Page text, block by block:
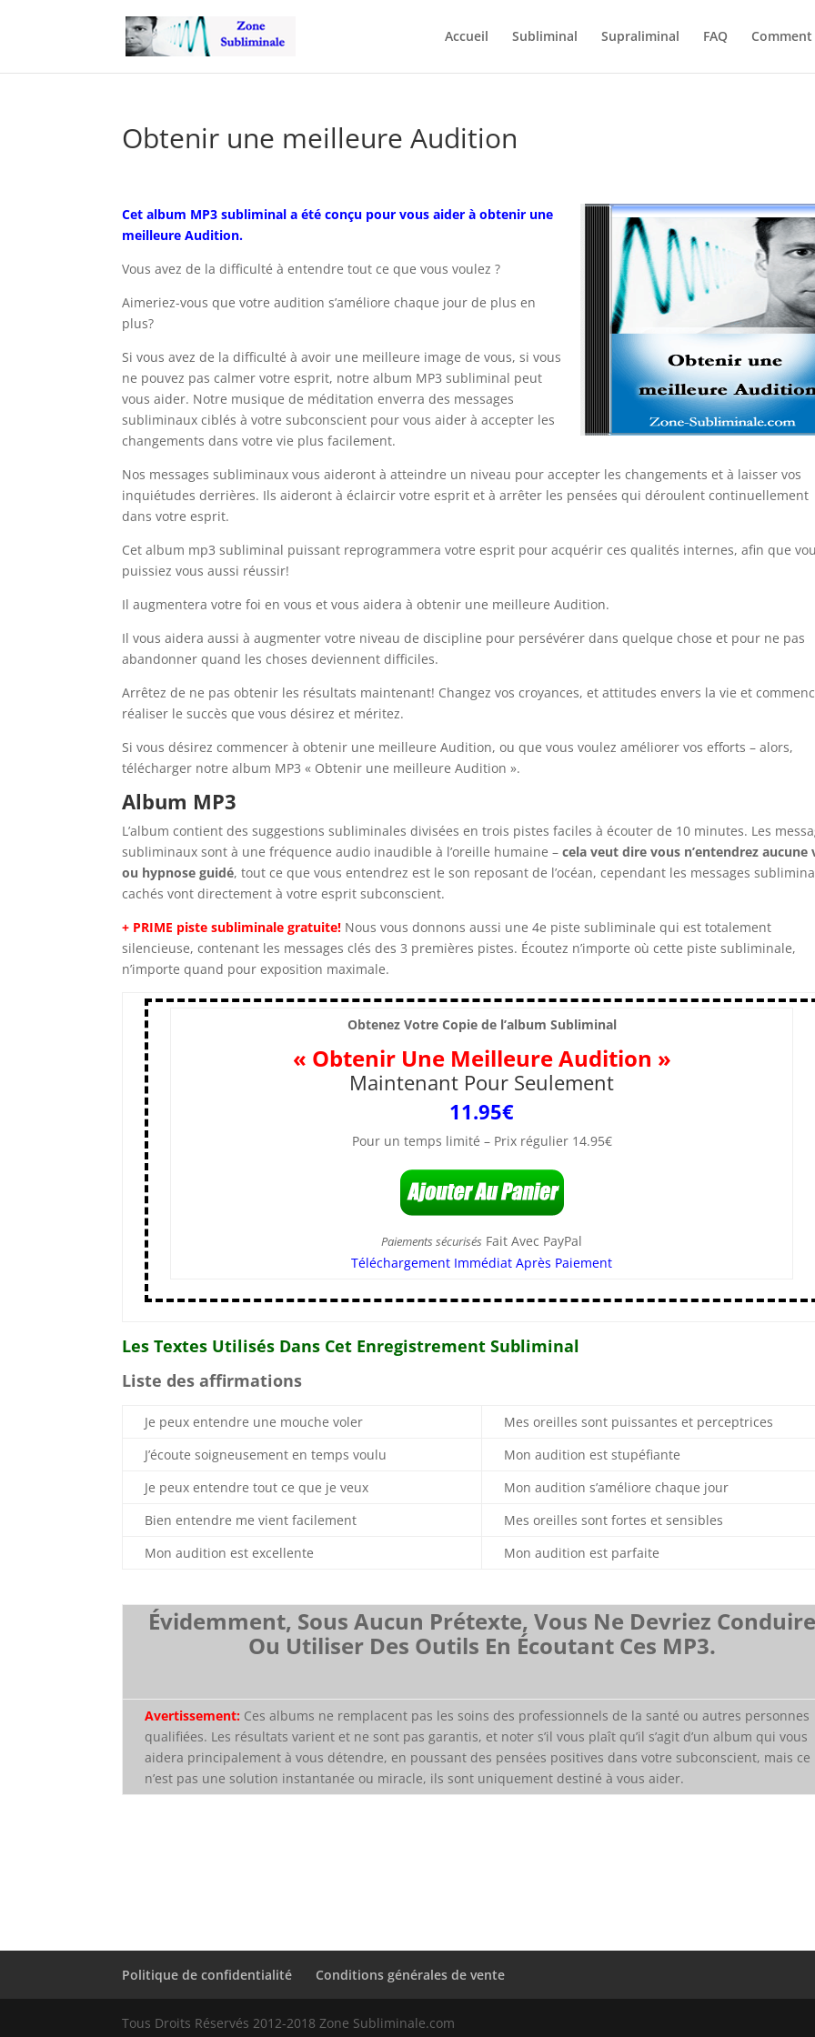
Accueil Subliminal Supraliminal FAQ
Obtenir une meilleure Audition
Cet album MP3 subliminal a été conçu pour vous aider à obtenir une
meilleure Audition.
Vous avez de la difficulté à entendre tout ce que vous voulez ?
Aimeriez-vous que votre audition s’améliore chaque jour de plus en
plus?
Si vous avez de la difficulté à avoir une meilleure image de vous, si vous
ne pouvez pas calmer votre esprit, notre album MP3 subliminal peut
vous aider. Notre musique de méditation enverra des messages
subliminaux ciblés à votre subconscient pour vous aider à accepter les
changements dans votre vie plus facilement.
Nos messages subliminaux vous aideront à atteindre un niveau pour accepter les changements et à laisser vos
inquiétudes derrières. Ils aideront à éclaircir votre esprit et à arrêter les pensées qui déroulent continuellement
dans votre esprit.
Cet album mp3 subliminal puissant reprogrammera votre esprit pour acquérir ces qualités internes, afin que
puissiez vous aussi réussir!
Il augmentera votre foi en vous et vous aidera à obtenir une meilleure Audition.
Il vous aidera aussi à augmenter votre niveau de discipline pour persévérer dans quelque chose et pour ne pas
abandonner quand les choses deviennent difficiles.
Arrêtez de ne pas obtenir les résultats maintenant! Changez vos croyances, et attitudes envers la vie et
réaliser le succès que vous désirez et méritez.
Si vous désirez commencer à obtenir une meilleure Audition, ou que vous voulez améliorer vos efforts – alors,
télécharger notre album MP3 « Obtenir une meilleure Audition ».
Album MP3
L’album contient des suggestions subliminales divisées en trois pistes faciles à écouter de 10 minutes. Les
subliminaux sont à une fréquence audio inaudible à l’oreille humaine –cela veut dire vous n’entendrez aucune
ou hypnose guidé, tout ce que vous entendrez est le son reposant de l’océan, cependant les messages
cachés vont directement à votre esprit subconscient.
+ PRIME piste subliminale gratuite! Nous vous donnons aussi une 4e piste subliminale qui est totalement
silencieuse, contenant les messages clés des 3 premières pistes. Écoutez n’importe où cette piste subliminale,
n’importe quand pour exposition maximale.
Obtenez Votre Copie de l’album Subliminal
« Obtenir Une Meilleure Audition »
Maintenant Pour Seulement
11.95€
Pour un temps limité – Prix régulier 14.95€
Paiements sécurisés Fait Avec PayPal
Téléchargement Immédiat Après Paiement
Les Textes Utilisés Dans Cet Enregistrement Subliminal
Liste des affirmations
Je peux entendre une mouche voler
Mes oreilles sont puissantes et perceptrices
J’écoute soigneusement en temps voulu
Mon audition est stupéfiante
Je peux entendre tout ce que je veux
Mon audition s’améliore chaque jour
Bien entendre me vient facilement
Mes oreilles sont fortes et sensibles
Mon audition est excellente
Mon audition est parfaite
Évidemment, Sous Aucun Prétexte, Vous Ne Devriez Conduire
Ou Utiliser Des Outils En Écoutant Ces MP3.
Avertissement: Ces albums ne remplacent pas les soins des professionnels de la santé ou autres personnes
qualifiées. Les résultats varient et ne sont pas garantis, et noter s’il vous plaît qu’il s’agit d’un album qui vous
aidera principalement à vous détendre, en poussant des pensées positives dans votre subconscient, mais ce
n’est pas une solution instantanée ou miracle, ils sont uniquement destiné à vous aider.
Politique de confidentialité Conditions générales de vente
Tous Droits Réservés 2012-2018 Zone Subliminale.com